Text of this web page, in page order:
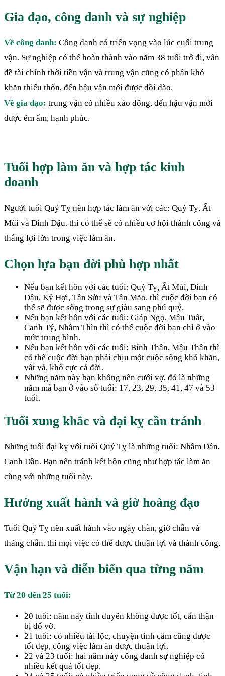
Gia đạo, công danh và sự nghiệp
Về công danh: Công danh có triển vọng vào lúc cuối trung
vận. Sự nghiệp có thể hoàn thành vào năm 38 tuổi trở đi, vấn
đề tài chính thời tiền vận và trung vận cũng có phần khó
khăn thiếu thốn, đến hậu vận mới được dồi dào.
Về gia đạo: trung vận có nhiều xáo đông, đến hậu vận mới
được êm ấm, hạnh phúc.
Tuổi hợp làm ăn và hợp tác kinh
doanh
Người tuổi Quý Tỵ nên hợp tác làm ăn với các: Quý Tỵ, Ất
Mùi và Đinh Dậu. thì có thể sẽ có nhiều cơ hội thành công và
thắng lợi lớn trong việc làm ăn.
Chọn lựa bạn đời phù hợp nhất
Nếu bạn kết hôn với các tuổi: Quý Tỵ, Ất Mùi, Đinh
Dậu, Kỷ Hợi, Tân Sửu và Tân Mão. thì cuộc đời bạn có
thể sẽ được sống trong sự giàu sang phú quý.
Nếu bạn kết hôn với các tuổi: Giáp Ngọ, Mậu Tuất,
Canh Tý, Nhâm Thìn thì có thể cuộc đời bạn chỉ ở vào
mức trung bình.
Nếu bạn kết hôn với các tuổi: Bính Thân, Mậu Thân thì
có thể cuộc đời bạn phải chịu một cuộc sống khó khăn,
vất vả, khổ cực cả đời.
Những năm này bạn không nên cưới vợ, đó là những
năm mà bạn ở vào số tuổi: 17, 23, 29, 35, 41, 47 và 53
tuổi.
Tuổi xung khắc và đại kỵ cần tránh
Những tuổi đại kỵ với tuổi Quý Tỵ là những tuổi: Nhâm Dần,
Canh Dần. Bạn nên tránh kết hôn cũng như hợp tác làm ăn
cùng với những tuổi này.
Hướng xuất hành và giờ hoàng đạo
Tuổi Quý Tỵ nên xuất hành vào ngày chẵn, giờ chẵn và
tháng chẵn. thì mọi việc có thể được thuận lợi và thành công.
Vận hạn và diễn biến qua từng năm
Từ 20 đến 25 tuổi:
20 tuổi: năm này tình duyên không được tốt, cẩn thận
bị đổ vỡ.
21 tuổi: có nhiều tài lộc, chuyện tình cảm cũng được
tốt đẹp, công việc làm ăn được thuận lợi.
22 và 23 tuổi: hai năm này công danh sự nghiệp có
nhiều kết quả tốt đẹp.